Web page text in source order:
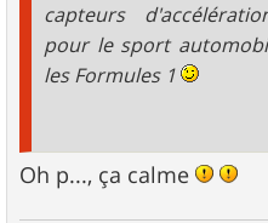
capteurs
pour le sport
les Formules 1
Oh p..., ça calme